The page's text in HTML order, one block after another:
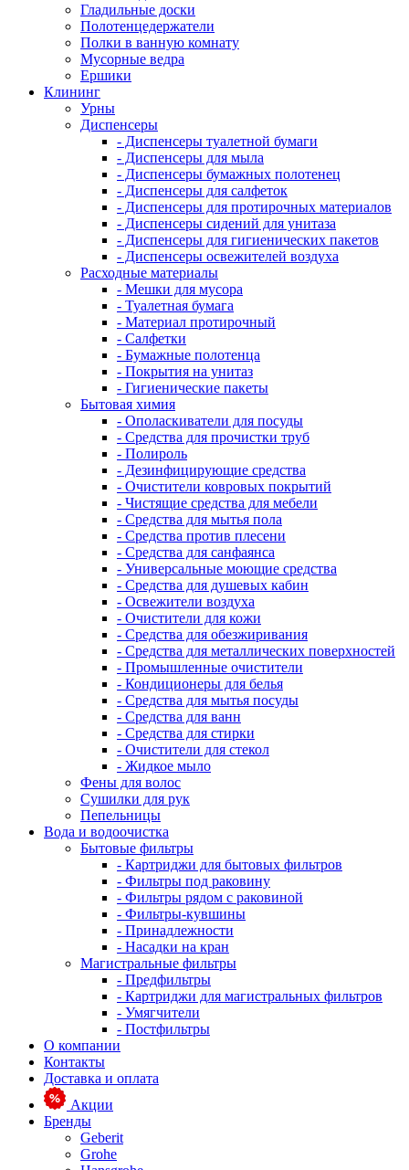
Гладильные доски
Полотенцедержатели
Полки в ванную комнату
Мусорные ведра
Ершики
Клининг
Урны
Диспенсеры
- Диспенсеры туалетной бумаги
- Диспенсеры для мыла
- Диспенсеры бумажных полотенец
- Диспенсеры для салфеток
- Диспенсеры для протирочных материалов
- Диспенсеры сидений для унитаза
- Диспенсеры для гигиенических пакетов
- Диспенсеры освежителей воздуха
Расходные материалы
- Мешки для мусора
- Туалетная бумага
- Материал протирочный
- Салфетки
- Бумажные полотенца
- Покрытия на унитаз
- Гигиенические пакеты
Бытовая химия
- Ополаскиватели для посуды
- Средства для прочистки труб
- Полироль
- Дезинфицирующие средства
- Очистители ковровых покрытий
- Чистящие средства для мебели
- Средства для мытья пола
- Средства против плесени
- Средства для санфаянса
- Универсальные моющие средства
- Средства для душевых кабин
- Освежители воздуха
- Очистители для кожи
- Средства для обезжиривания
- Средства для металлических поверхностей
- Промышленные очистители
- Кондиционеры для белья
- Средства для мытья посуды
- Средства для ванн
- Средства для стирки
- Очистители для стекол
- Жидкое мыло
Фены для волос
Сушилки для рук
Пепельницы
Вода и водоочистка
Бытовые фильтры
- Картриджи для бытовых фильтров
- Фильтры под раковину
- Фильтры рядом с раковиной
- Фильтры-кувшины
- Принадлежности
- Насадки на кран
Магистральные фильтры
- Предфильтры
- Картриджи для магистральных фильтров
- Умягчители
- Постфильтры
О компании
Контакты
Доставка и оплата
Акции
Бренды
Geberit
Grohe